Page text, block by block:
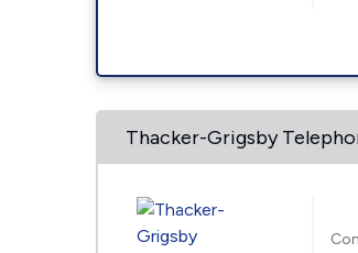
Thacker-Grigsby